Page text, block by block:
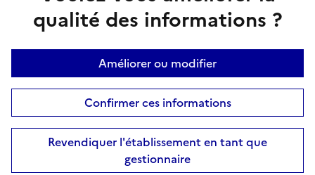
qualité des informations ?
Améliorer ou modifier
Confirmer ces informations
Revendiquer l'établissement en tant que
gestionnaire